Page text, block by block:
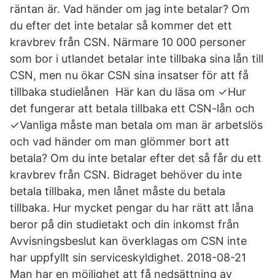
räntan är. Vad händer om jag inte betalar? Om
du efter det inte betalar så kommer det ett
kravbrev från CSN. Närmare 10 000 personer
som bor i utlandet betalar inte tillbaka sina lån till
CSN, men nu ökar CSN sina insatser för att få
tillbaka studielånen Här kan du läsa om ✓Hur
det fungerar att betala tillbaka ett CSN-lån och
✓Vanliga måste man betala om man är arbetslös
och vad händer om man glömmer bort att
betala? Om du inte betalar efter det så får du ett
kravbrev från CSN. Bidraget behöver du inte
betala tillbaka, men lånet måste du betala
tillbaka. Hur mycket pengar du har rätt att låna
beror på din studietakt och din inkomst från
Avvisningsbeslut kan överklagas om CSN inte
har uppfyllt sin serviceskyldighet. 2018-08-21
Man har en möjlighet att få nedsättning av